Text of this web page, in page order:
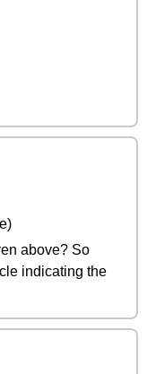
above? So
indicating the